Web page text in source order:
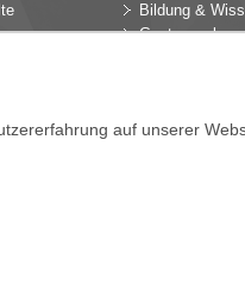
Bildung &
Gastgewerbe
Gartenbau
auf unserer